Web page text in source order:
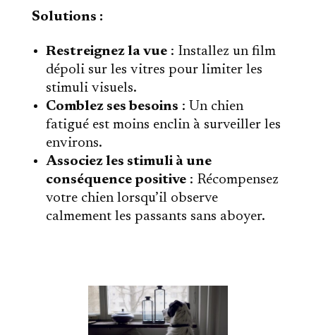
Solutions :
Restreignez la vue: Installez un film
dépoli sur les vitres pour limiter les
stimuli visuels.
Comblez ses besoins : Un chien
fatigué est moins enclin à surveiller les
environs.
Associez les stimuli à une
conséquence positive: Récompensez
votre chien lorsqu’il observe
calmement les passants sans aboyer.